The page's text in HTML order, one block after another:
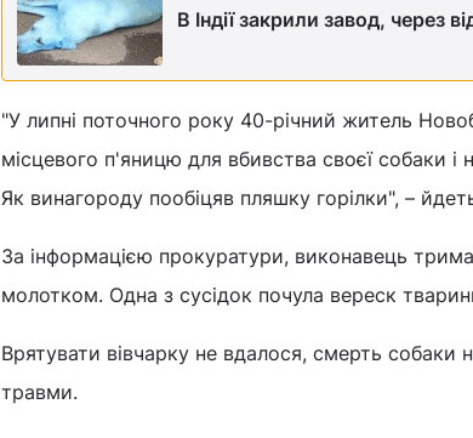
В Індії закрили завод, через
"У липні поточного року 40-річний житель
місцевого п'яницю для вбивства своєї собаки
Як винагороду пообіцяв пляшку горілки", –
За інформацією прокуратури, виконавець
молотком. Одна з сусідок почула вереск
Врятувати вівчарку не вдалося, смерть собаки
травми.